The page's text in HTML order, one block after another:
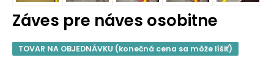
Záves pre náves osobitne
TOVAR NA OBJEDNÁVKU (konečná cena sa môže líšiť)